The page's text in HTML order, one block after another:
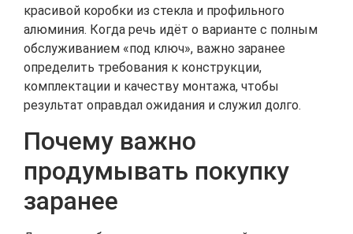
красивой коробки из стекла и профильного
алюминия. Когда речь идёт о варианте с полным
обслуживанием «под ключ», важно заранее
определить требования к конструкции,
комплектации и качеству монтажа, чтобы
результат оправдал ожидания и служил долго.
Почему важно
продумывать покупку
заранее